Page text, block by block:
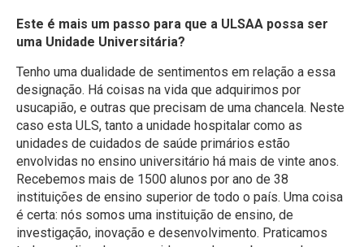
Este é mais um passo para que a ULSAA possa ser
uma Unidade Universitária?
Tenho uma dualidade de sentimentos em relação a essa
designação. Há coisas na vida que adquirimos por
usucapião, e outras que precisam de uma chancela. Neste
caso esta ULS, tanto a unidade hospitalar como as
unidades de cuidados de saúde primários estão
envolvidas no ensino universitário há mais de vinte anos.
Recebemos mais de 1500 alunos por ano de 38
instituições de ensino superior de todo o país. Uma coisa
é certa: nós somos uma instituição de ensino, de
investigação, inovação e desenvolvimento. Praticamos